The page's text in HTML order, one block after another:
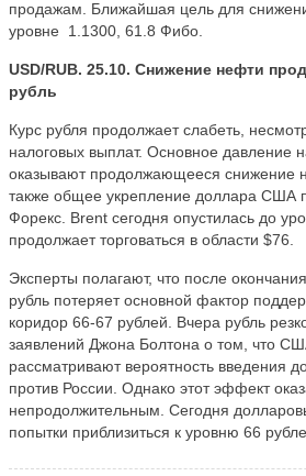
продажам. Ближайшая цель для
уровне 1.1300, 61.8 Фибо.
USD/RUB. 25.10. Снижение нефти
рубль
Курс рубля продолжает слабеть,
налоговых выплат. Основное давление
оказывают продолжающееся снижение
также общее укрепление доллара США
Форекс. Brent сегодня опустилась до
продолжает торговаться в области $76.
Эксперты полагают, что после
рубль потеряет основной фактор
коридор 66-67 рублей. Вчера рубль
заявлений Джона Болтона о том, что
рассматривают вероятность введения
против России. Однако этот эффект
непродолжительным. Сегодня
попытки приблизиться к уровню 66